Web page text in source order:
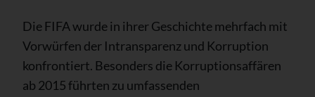
Die FIFA wurde in ihrer Geschichte mehrfach mit
Vorwürfen der Intransparenz und Korruption
konfrontiert. Besonders die Korruptionsaffären
ab 2015 führten zu umfassenden